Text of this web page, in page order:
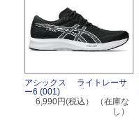
アシックス ライトレーサ
ー6 (001)
6,990円(税込）
（在庫な
し）